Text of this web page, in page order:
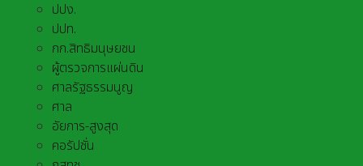
ปปง.
ปปท.
กก.สิทธิมนุษยชน
ผู้ตรวจการแผ่นดิน
ศาลรัฐธรรมนูญ
ศาล
อัยการ-สูงสุด
คอรัปชั่น